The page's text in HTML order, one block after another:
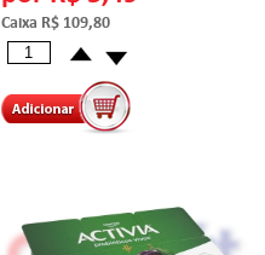
Caixa R$ 109,80